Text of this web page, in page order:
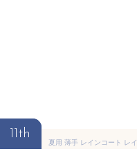
11th